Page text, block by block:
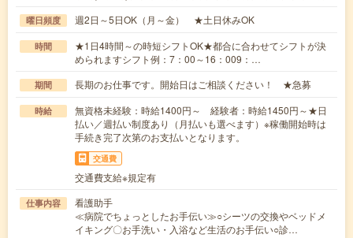
曜日頻度 週2日～5日OK（月～金） ★土日休みOK
時間
★1日4時間～の時短シフトOK★都合に合わせてシフトが決
められますシフト例：7：00～16：009：…
期間 長期のお仕事です。開始日はご相談ください！ ★急募
時給
無資格未経験：時給1400円～ 経験者：時給1450円～★日
払い／週払い制度あり（月払いも選べます）※稼働開始時は
手続き完了次第のお支払いとなります。
交通費
交通費支給※規定有
仕事内容
看護助手
≪病院でちょっとしたお手伝い≫○シーツの交換やベッドメ
イキング〇お手洗い・入浴など生活のお手伝い○診…